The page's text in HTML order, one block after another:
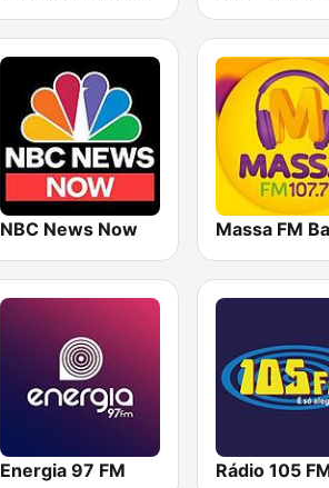
NBC News Now
Energia 97 FM Rádio 105